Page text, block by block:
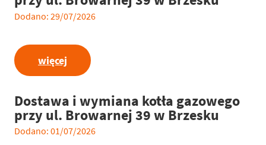
Dodano: 29/07/2026
więcej
Dostawa i wymiana kotła gazowego
przy ul. Browarnej 39 w Brzesku
Dodano: 01/07/2026